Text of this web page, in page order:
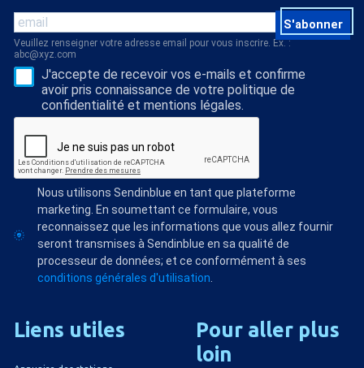
S'abonner
Veuillez renseigner votre adresse email pour vous inscrire. Ex. :
abc@xyz.com
J'accepte de recevoir vos e-mails et confirme
avoir pris connaissance de votre politique de
confidentialité et mentions légales.
Nous utilisons Sendinblue en tant que plateforme
marketing. En soumettant ce formulaire, vous
reconnaissez que les informations que vous allez fournir
seront transmises à Sendinblue en sa qualité de
processeur de données; et ce conformément à ses
conditions générales d'utilisation
Liens utiles Pour aller plus
loin